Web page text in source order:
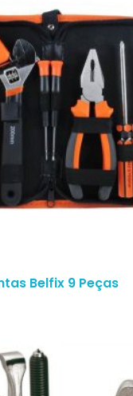
Belfix 9 Peças